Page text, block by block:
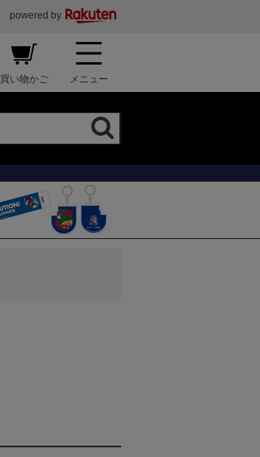
powered by
買い物かご メニュー